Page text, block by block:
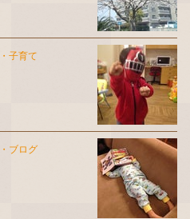
・ 子育て
・ ブログ